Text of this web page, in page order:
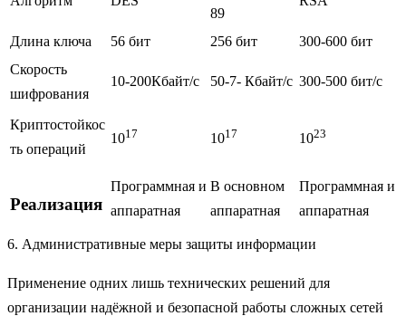
89
Длина ключа 56 бит 256 бит
300-600 бит
Скорость
шифрования
10-200Кбайт/с 50-7- Кбайт/c 300-500 бит/c
Криптостойкос
ть операций
1017 1017 1023
Реализация
Программная и
аппаратная
В основном
аппаратная
Программная и
аппаратная
6. Административные меры защиты информации
Применение одних лишь технических решений для
организации надёжной и безопасной работы сложных сетей